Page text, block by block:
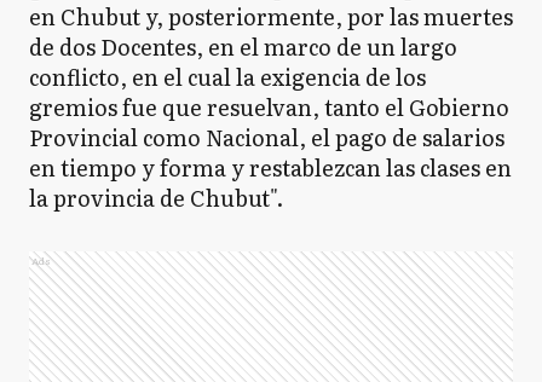
en Chubut y, posteriormente, por las muertes
de dos Docentes, en el marco de un largo
conflicto, en el cual la exigencia de los
gremios fue que resuelvan, tanto el Gobierno
Provincial como Nacional, el pago de salarios
en tiempo y forma y restablezcan las clases en
la provincia de Chubut".
Ads